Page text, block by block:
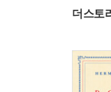
더스토